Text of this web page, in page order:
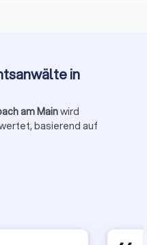
in
am Mainwird
basierend auf